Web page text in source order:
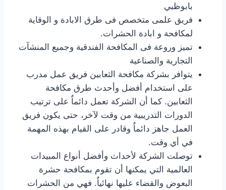
بابوظبي
فريق علمى متخصص فى طرق الابادة و الوقاية
لمكافحة و ابادة الحشرات.
تميز وروعة فى المكافحة الفندقية وجميع المنشآت
التجارية والصناعية
يتوافر بشركة مكافحة الثعابين فريق عمل مدرب
على استخدام أفضل وأحدث طرق مكافحة
الثعابين. كما أن الشركة تعمل دائماٌ على ترتيب
الدورات التدريبية من وقت لآخر، حتى يكون فريق
العمل جاهز دائماٌ وقادر على القيام بهذه المهمة
في أي وقت.
توصلت الشركة لأحداث وأفضل أنواع المبيدات
العالمية التي يمكنها أن تقوم بمكافحة حشرة
البعوض والقضاء عليها نهائياٌ. فهي من الحشرات